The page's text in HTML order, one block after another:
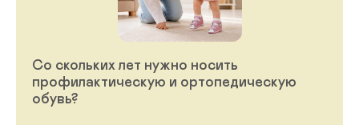
Со скольких лет нужно носить
профилактическую и ортопедическую
обувь?